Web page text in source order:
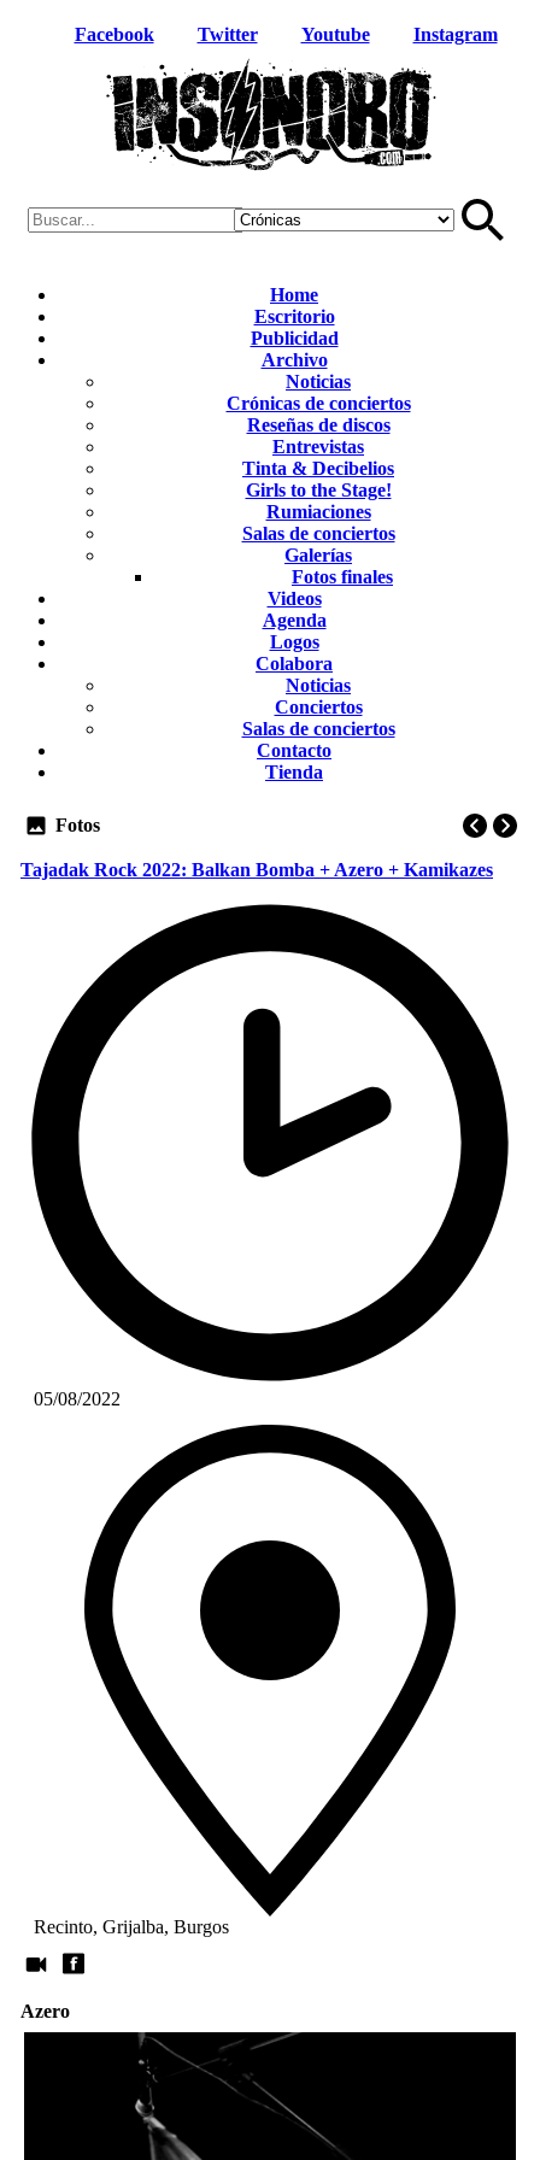
Facebook Twitter Youtube Instagram
Home
Escritorio
Publicidad
Archivo
Noticias
Crónicas de conciertos
Reseñas de discos
Entrevistas
Tinta & Decibelios
Girls to the Stage!
Rumiaciones
Salas de conciertos
Galerías
Fotos finales
Videos
Agenda
Logos
Colabora
Noticias
Conciertos
Salas de conciertos
Contacto
Tienda
Fotos
Tajadak Rock 2022: Balkan Bomba + Azero + Kamikazes
05/08/2022
Recinto, Grijalba, Burgos
Azero